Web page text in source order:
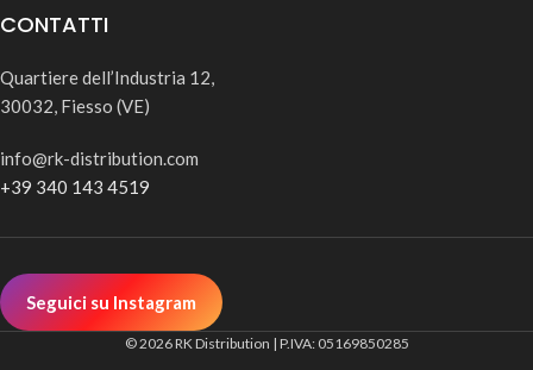
CONTATTI
Quartiere dell’Industria 12,
30032, Fiesso (VE)
info@rk-distribution.com
+39 340 143 4519
Seguici su Instagram
© 2026 RK Distribution | P.IVA: 05169850285